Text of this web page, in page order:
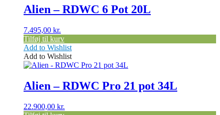
Alien – RDWC 6 Pot 20L
7.495,00 kr.
Tilføj til kurv
Add to Wishlist
Add to Wishlist
Alien – RDWC Pro 21 pot 34L
22.900,00 kr.